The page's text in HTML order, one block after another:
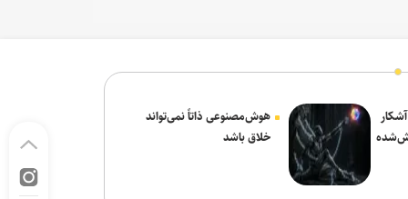
هوش‌مصنوعی ذاتاً نمی‌تواند
خلاق باشد